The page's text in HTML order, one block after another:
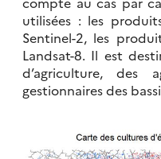
utilisées : les
Sentinel-2, les
Landsat-8. Il est
d’agriculture, des
gestionnaires des